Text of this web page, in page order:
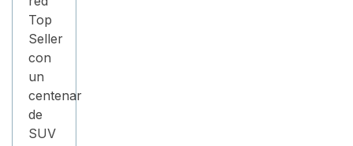
Top
Seller
con
un
centenar
de
SUV